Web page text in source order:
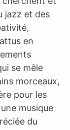
jazz et des
en
se mêle
morceaux,
pour les
musique
du